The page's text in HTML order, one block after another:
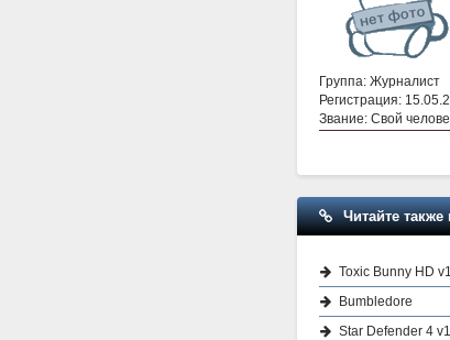
Группа: Журналист
Регистрация:
Звание: Свой
Читайте также
Toxic Bunny HD
Bumbledore
Star Defender 4